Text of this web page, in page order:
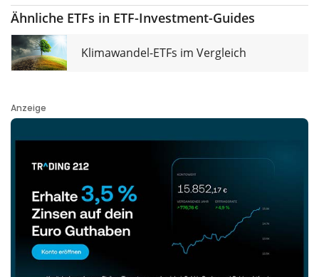
Ähnliche ETFs in ETF-Investment-Guides
Klimawandel-ETFs im Vergleich